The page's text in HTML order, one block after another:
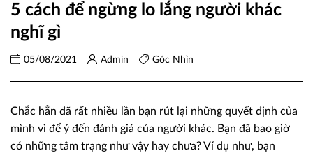
5 cách để ngừng lo lắng người khác
nghĩ gì
05/08/2021 Admin Góc Nhìn
Chắc hẳn đã rất nhiều lần bạn rút lại những quyết định của
mình vì để ý đến đánh giá của người khác. Bạn đã bao giờ
có những tâm trạng như vậy hay chưa? Ví dụ như, bạn